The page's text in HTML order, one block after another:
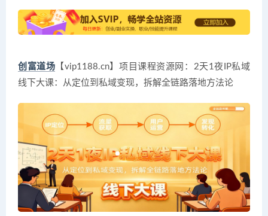
创富道场 【vip1188.cn】项目课程资源网：2天1夜IP私域
线下大课：从定位到私域变现，拆解全链路落地方法论